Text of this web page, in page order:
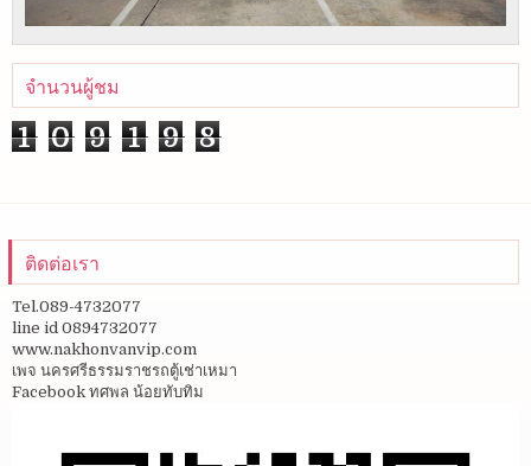
จำนวนผู้ชม
1 0 9 1 9 8
ติดต่อเรา
Tel.089-4732077
line id 0894732077
www.nakhonvanvip.com
เพจ นครศรีธรรมราชรถตู้เช่าเหมา
Facebook ทศพล น้อยทับทิม